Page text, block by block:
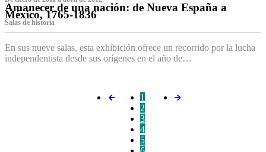
Amanecer de una nación: de Nueva España a
México, 1765-1836
Salas de historia
En sus nueve salas, esta exhibición ofrece un recorrido por la lucha
independentista desde sus orígenes en el año de…
1
2
3
4
5